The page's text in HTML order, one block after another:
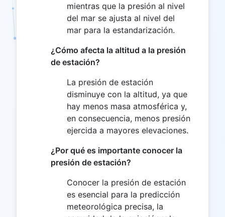
mientras que la presión al nivel
del mar se ajusta al nivel del
mar para la estandarización.
¿Cómo afecta la altitud a la presión
de estación?
La presión de estación
disminuye con la altitud, ya que
hay menos masa atmosférica y,
en consecuencia, menos presión
ejercida a mayores elevaciones.
¿Por qué es importante conocer la
presión de estación?
Conocer la presión de estación
es esencial para la predicción
meteorológica precisa, la